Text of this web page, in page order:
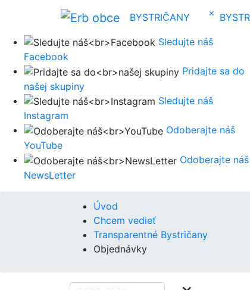
BYSTRIČANY ×
Sledujte náš
Facebook
Pridajte sa do
našej skupiny
Sledujte náš
Instagram
Odoberajte náš
YouTube
Odoberajte náš
NewsLetter
Úvod
Chcem vedieť
Transparentné Bystričany
Objednávky